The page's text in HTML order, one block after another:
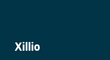
Xillio